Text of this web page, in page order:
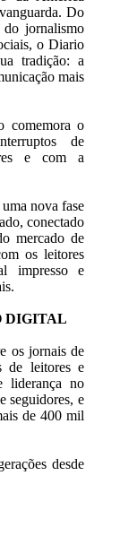
Do
jornalismo
o Diario
tradição: a
mais
comemora o
de
e com a
nova fase
conectado
mercado de
os leitores
impresso e
DIGITAL
os jornais de
de leitores e
liderança no
seguidores, e
de 400 mil
desde